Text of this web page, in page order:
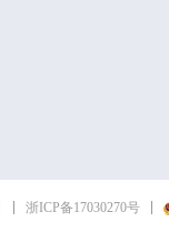
浙ICP备17030270号